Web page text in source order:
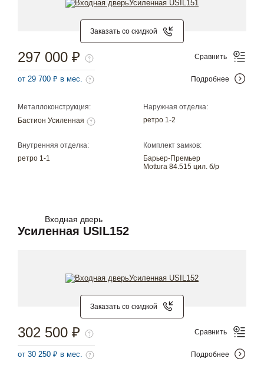
Заказать со скидкой
Металлоконструкция:
Бастион Усиленная
Наружная отделка:
ретро 1-2
Внутренняя отделка:
ретро 1-1
Комплект замков:
Барьер-Премьер
Mottura 84.515 цил. б/р
297 000 ₽
от 29 700 ₽ в мес.
Сравнить
Подробнее
Входная дверь
Усиленная USIL152
Заказать со скидкой
302 500 ₽
от 30 250 ₽ в мес.
Сравнить
Подробнее